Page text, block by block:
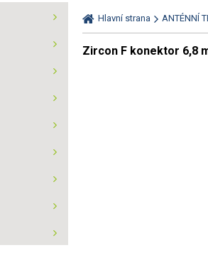
Hlavní strana ANTÉNNÍ
Zircon F konektor 6,8